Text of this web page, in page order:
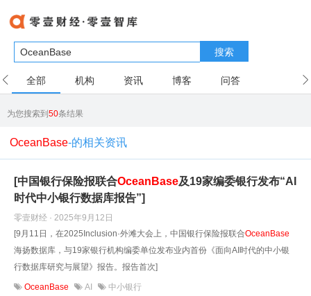
搜索
全部 机构 资讯 博客 问答
为您搜索到50条结果
OceanBase-的相关资讯
[中国银行保险报联合OceanBase及19家编委银行发布“AI
时代中小银行数据库报告”]
零壹财经 · 2025年9月12日
[9月11日，在2025Inclusion·外滩大会上，中国银行保险报联合OceanBase
海扬数据库，与19家银行机构编委单位发布业内首份《面向AI时代的中小银
行数据库研究与展望》报告。报告首次]
OceanBase AI 中小银行